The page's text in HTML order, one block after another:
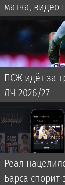
матча, видео
ПСЖ идёт за
ЛЧ 2026/27
Реал
Барса спорит